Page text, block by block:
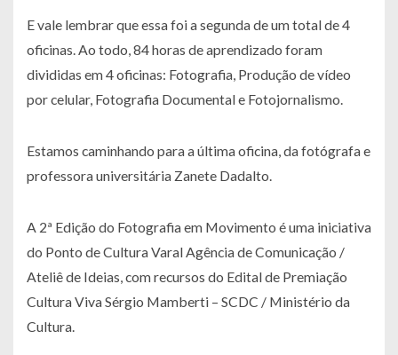
E vale lembrar que essa foi a segunda de um total de 4
oficinas. Ao todo, 84 horas de aprendizado foram
divididas em 4 oficinas: Fotografia, Produção de vídeo
por celular, Fotografia Documental e Fotojornalismo.
Estamos caminhando para a última oficina, da fotógrafa e
professora universitária Zanete Dadalto.
A 2ª Edição do Fotografia em Movimento é uma iniciativa
do Ponto de Cultura Varal Agência de Comunicação /
Ateliê de Ideias, com recursos do Edital de Premiação
Cultura Viva Sérgio Mamberti – SCDC / Ministério da
Cultura.